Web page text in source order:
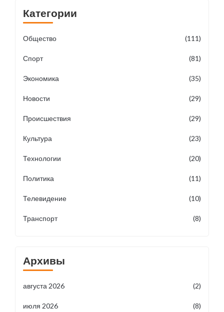
Категории
Общество (111)
Спорт (81)
Экономика (35)
Новости (29)
Происшествия (29)
Культура (23)
Технологии (20)
Политика (11)
Телевидение (10)
Транспорт (8)
Архивы
августа 2026 (2)
июля 2026 (8)